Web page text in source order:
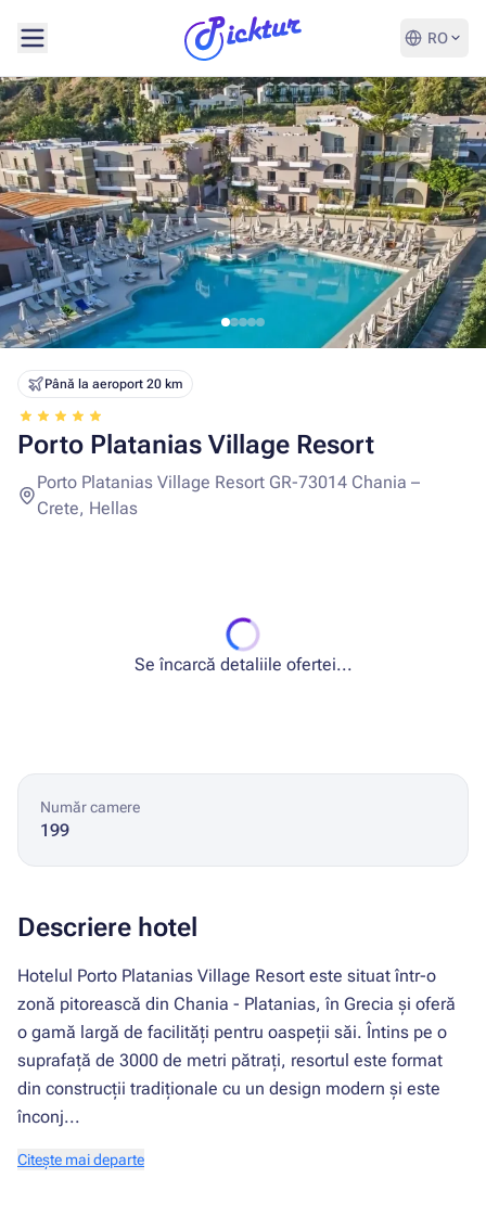
RO
Până la aeroport 20 km
Porto Platanias Village Resort
Porto Platanias Village Resort GR-73014 Chania –
Crete, Hellas
Se încarcă detaliile ofertei...
Număr camere
199
Descriere hotel
Hotelul Porto Platanias Village Resort este situat într-o
zonă pitorească din Chania - Platanias, în Grecia și oferă
o gamă largă de facilități pentru oaspeții săi. Întins pe o
suprafață de 3000 de metri pătrați, resortul este format
din construcții tradiționale cu un design modern și este
înconj...
Citește mai departe